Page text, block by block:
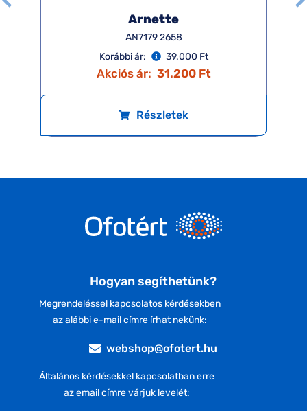
Arnette
AN7179 2658
Korábbi ár:
39.000 Ft
Akciós ár: 31.200 Ft
Részletek
Hogyan segíthetünk?
Megrendeléssel kapcsolatos kérdésekben
az alábbi e-mail címre írhat nekünk:
webshop@ofotert.hu
Általános kérdésekkel kapcsolatban erre
az email címre várjuk levelét: